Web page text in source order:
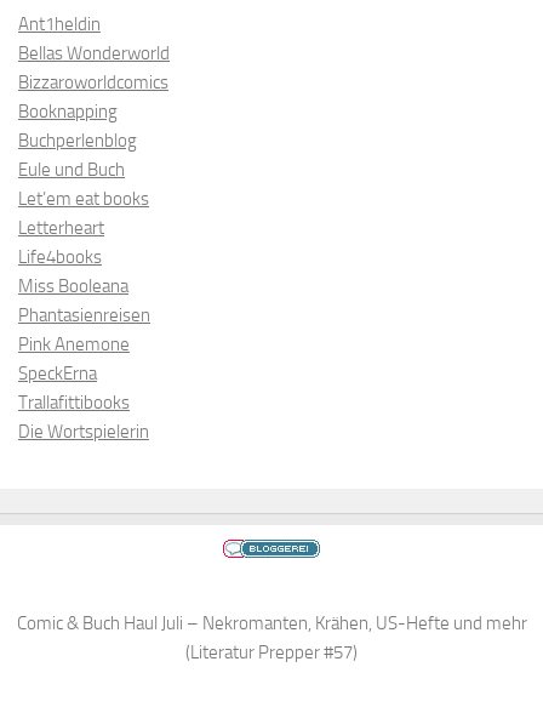
Ant1heldin
Bellas Wonderworld
Bizzaroworldcomics
Booknapping
Buchperlenblog
Eule und Buch
Let’em eat books
Letterheart
Life4books
Miss Booleana
Phantasienreisen
Pink Anemone
SpeckErna
Trallafittibooks
Die Wortspielerin
Comic & Buch Haul Juli – Nekromanten, Krähen, US-Hefte und mehr
(Literatur Prepper #57)